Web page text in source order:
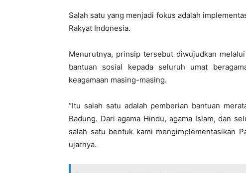
Salah satu yang menjadi fokus adalah
Rakyat Indonesia.
Menurutnya, prinsip tersebut diwujudkan
bantuan sosial kepada seluruh umat
keagamaan masing-masing.
“Itu salah satu adalah pemberian bantuan
Badung. Dari agama Hindu, agama Islam, dan
salah satu bentuk kami mengimplementasikan
ujarnya.